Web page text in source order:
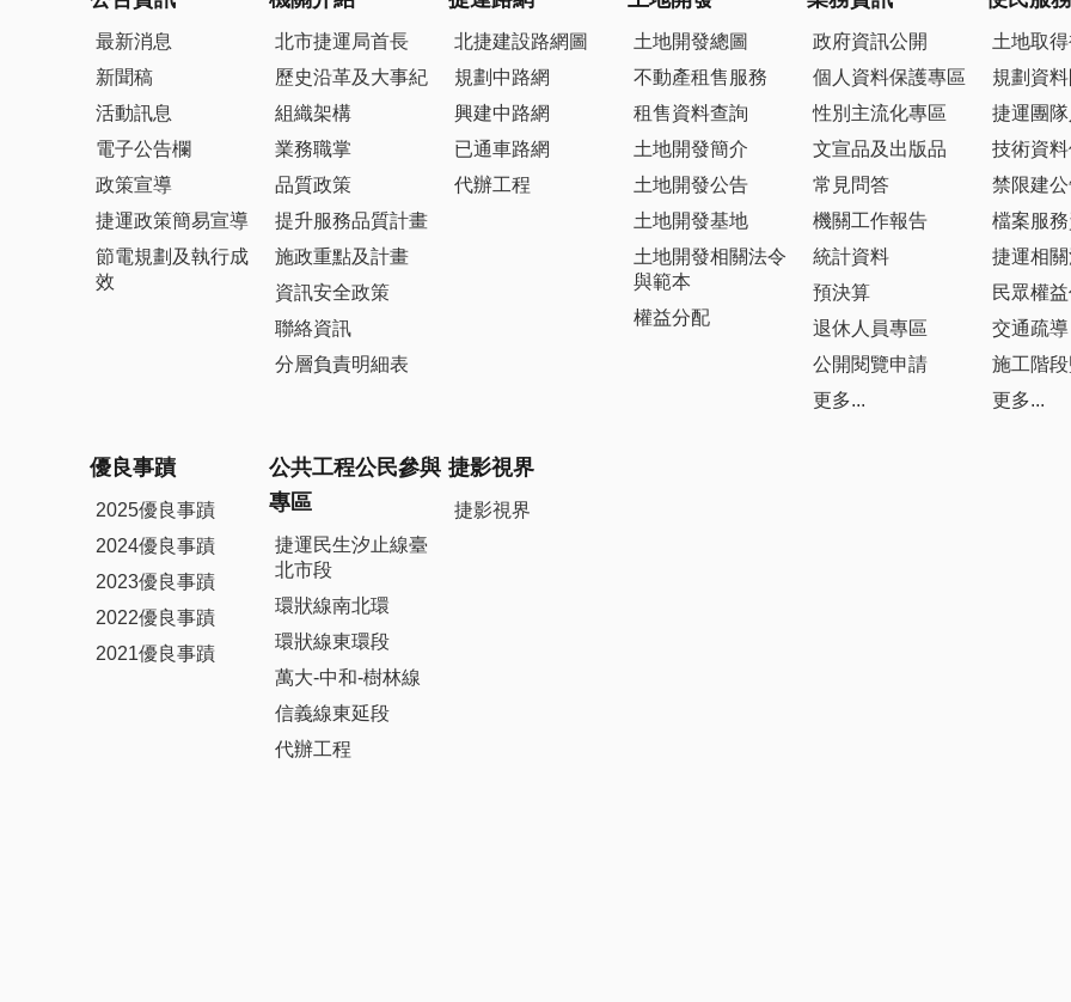
最新消息
新聞稿
活動訊息
電子公告欄
政策宣導
捷運政策簡易宣導
節電規劃及執行成
效
北市捷運局首長
歷史沿革及大事紀
組織架構
業務職掌
品質政策
提升服務品質計畫
施政重點及計畫
資訊安全政策
聯絡資訊
分層負責明細表
北捷建設路網圖
規劃中路網
興建中路網
已通車路網
代辦工程
土地開發總圖
不動產租售服務
租售資料查詢
土地開發簡介
土地開發公告
土地開發基地
土地開發相關法令
與範本
權益分配
政府資訊公開
個人資料保護專區
性別主流化專區
文宣品及出版品
常見問答
機關工作報告
統計資料
預決算
退休人員專區
公開閱覽申請
更多...
土地取
規劃資
捷運團
技術資
禁限建
檔案服
捷運相
民眾權
交通疏導
施工階
更多...
優良事蹟
2025優良事蹟
2024優良事蹟
2023優良事蹟
2022優良事蹟
2021優良事蹟
公共工程公民參與
專區
捷運民生汐止線臺
北市段
環狀線南北環
環狀線東環段
萬大-中和-樹林線
信義線東延段
代辦工程
捷影視界
捷影視界